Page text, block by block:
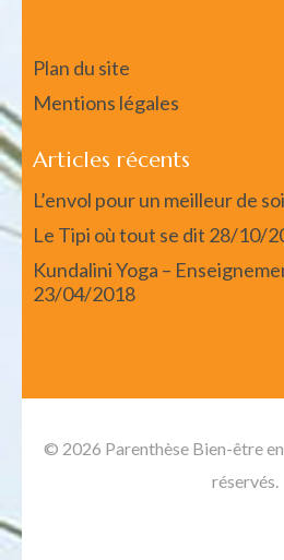
Plan du site
Mentions légales
Articles récents
L’envol pour un meilleur de soi
Le Tipi où tout se dit 28/10/
Kundalini Yoga –
23/04/2018
© 2026 Parenthèse Bien-être
réservés.